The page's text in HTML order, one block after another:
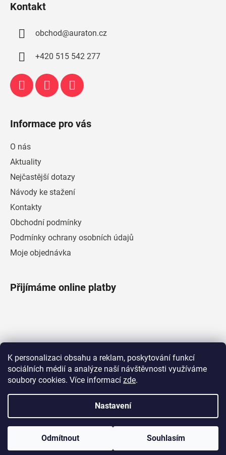
K personalizaci obsahu a reklam, poskytování funkcí
sociálních médií a analýze naší návštěvnosti využíváme
soubory cookies. Více informací zde.
Nastavení
Odmítnout Souhlasím
Kontakt
obchod@auraton.cz
+420 515 542 277
Informace pro vás
O nás
Aktuality
Nejčastější dotazy
Návody ke stažení
Kontakty
Obchodní podmínky
Podmínky ochrany osobních údajů
Moje objednávka
Přijímáme online platby
Facebook
Copyright 2026AURATON
. Všechna práva vyhrazena.